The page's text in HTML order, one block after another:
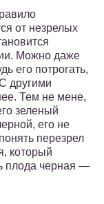
от незрелых
Можно даже
его потрогать,
другими
Тем не мене,
зеленый
его не
перезрел
который
плода черная —